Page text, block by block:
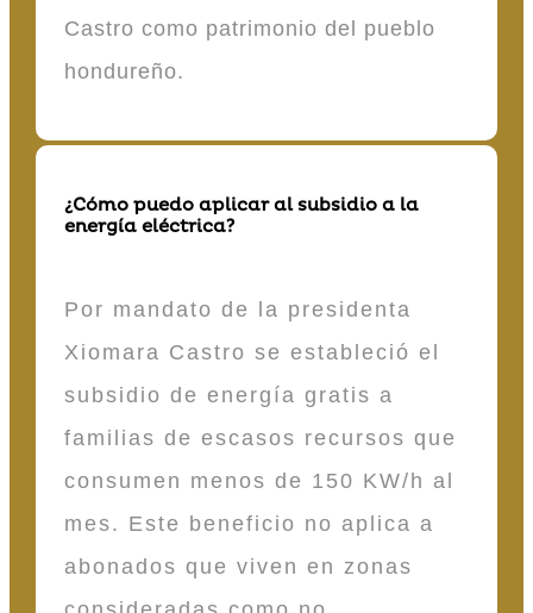
Castro como patrimonio del pueblo
hondureño.
¿Cómo puedo aplicar al subsidio a la
energía eléctrica?
Por mandato de la presidenta
Xiomara Castro se estableció el
subsidio de energía gratis a
familias de escasos recursos que
consumen menos de 150 KW/h al
mes. Este beneficio no aplica a
abonados que viven en zonas